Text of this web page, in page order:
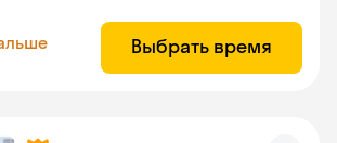
Выбрать время